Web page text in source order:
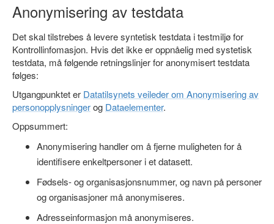
Anonymisering av testdata
Det skal tilstrebes å levere syntetisk testdata i testmiljø for
Kontrollinfomasjon. Hvis det ikke er oppnåelig med systetisk
testdata, må følgende retningslinjer for anonymisert testdata
følges:
Utgangpunktet er Datatilsynets veileder om Anonymisering av
personopplysningerog Dataelementer.
Oppsummert:
Anonymisering handler om å fjerne muligheten for å
identifisere enkeltpersoner i et datasett.
Fødsels- og organisasjonsnummer, og navn på personer
og organisasjoner må anonymiseres.
Adresseinformasjon må anonymiseres.